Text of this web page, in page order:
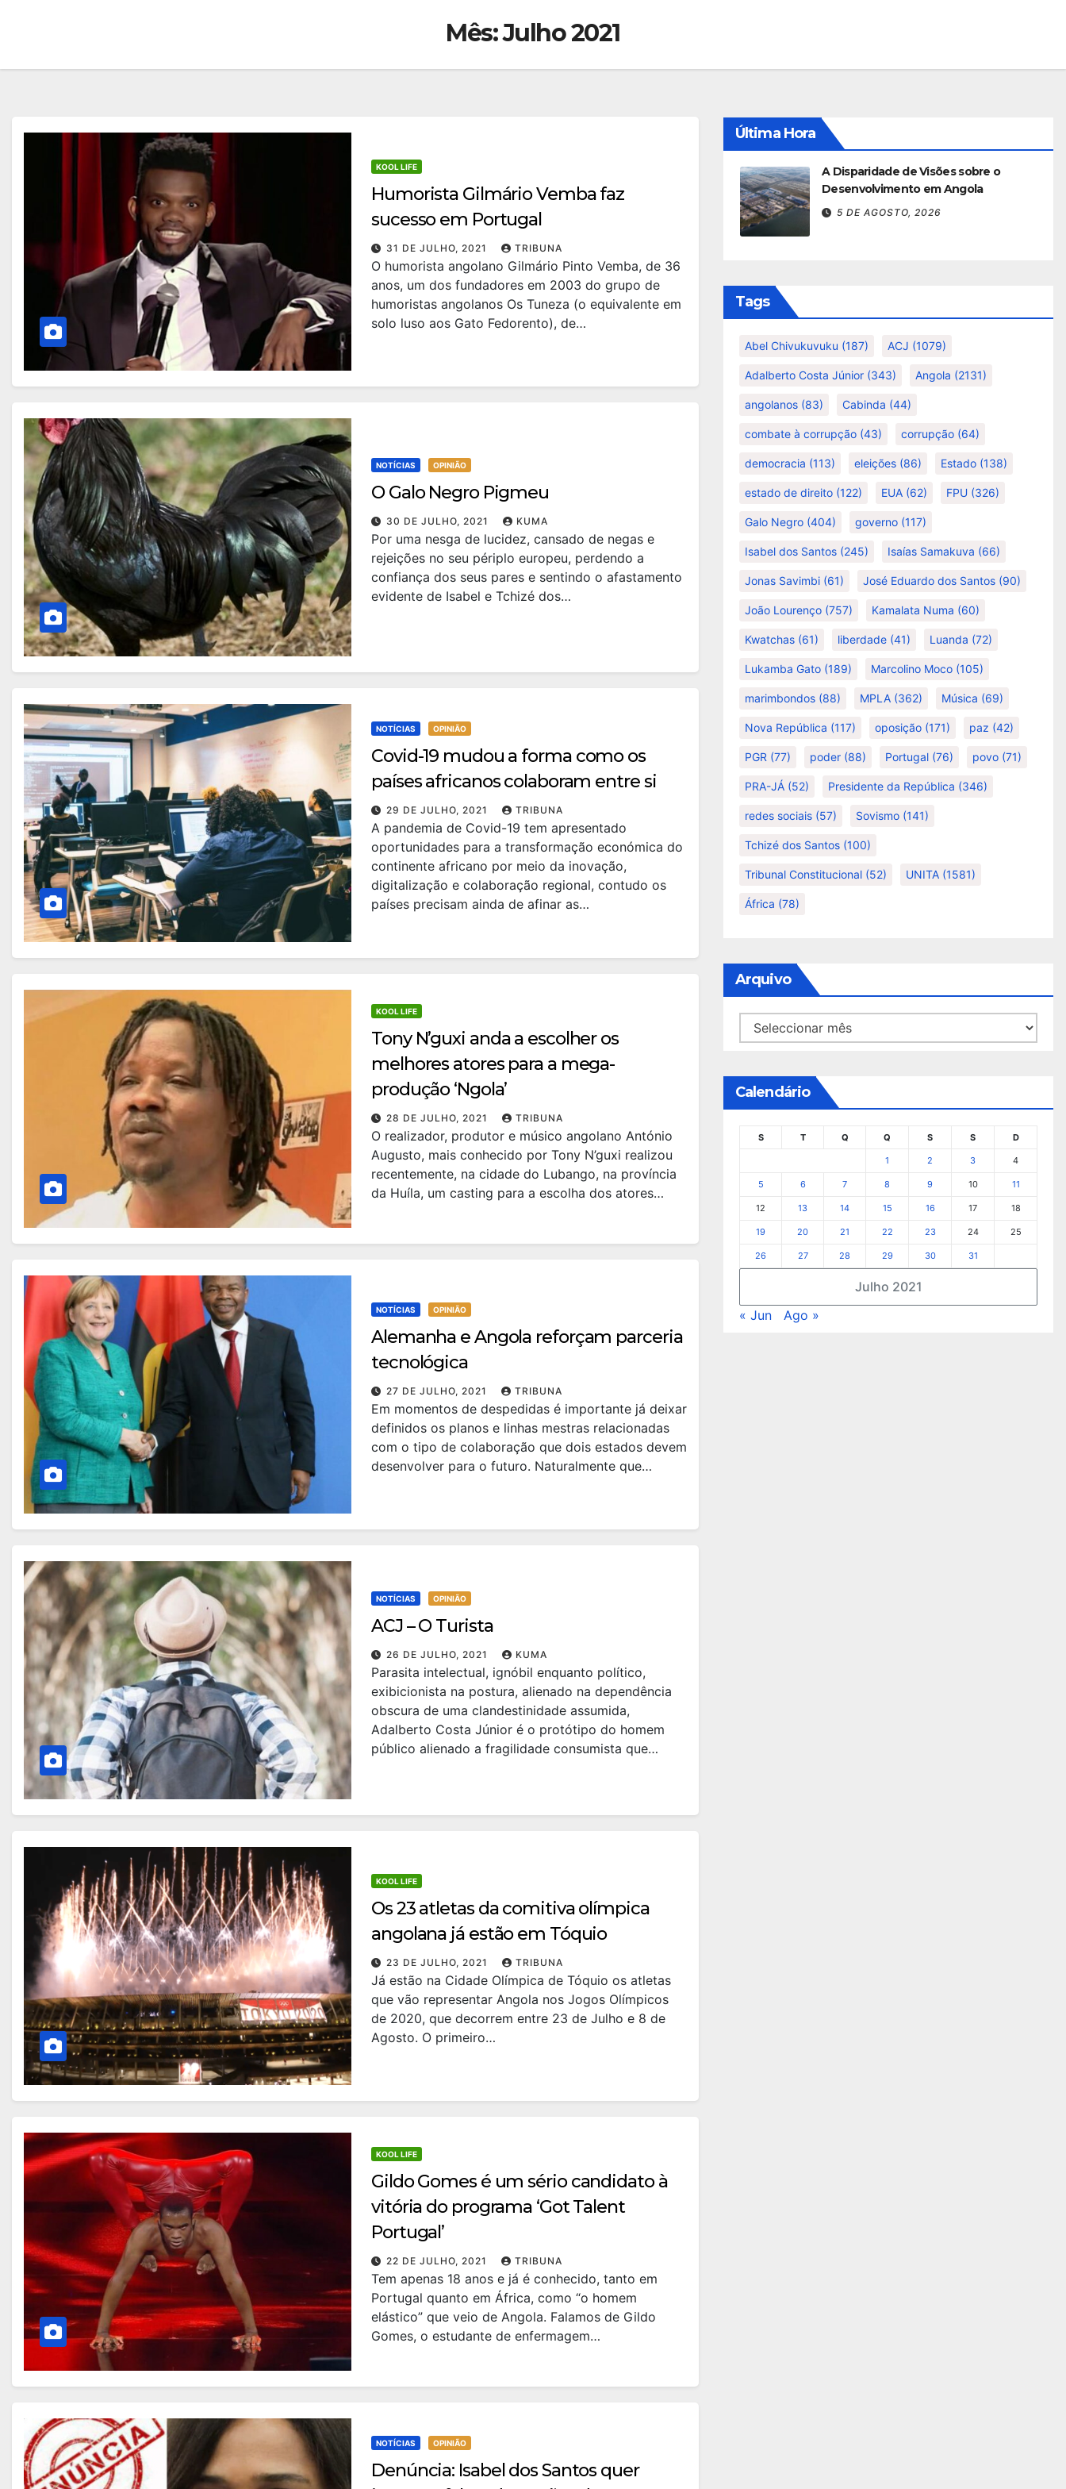
Mês:Julho 2021
KOOL LIFE
Humorista Gilmário Vemba faz
sucesso em Portugal
31 DE JULHO, 2021 TRIBUNA
O humorista angolano Gilmário Pinto Vemba, de 36
anos, um dos fundadores em 2003 do grupo de
humoristas angolanos Os Tuneza (o equivalente em
solo luso aos Gato Fedorento), de…
NOTÍCIAS OPINIÃO
O Galo Negro Pigmeu
30 DE JULHO, 2021 KUMA
Por uma nesga de lucidez, cansado de negas e
rejeições no seu périplo europeu, perdendo a
confiança dos seus pares e sentindo o afastamento
evidente de Isabel e Tchizé dos…
NOTÍCIAS OPINIÃO
Covid-19 mudou a forma como os
países africanos colaboram entre si
29 DE JULHO, 2021 TRIBUNA
A pandemia de Covid-19 tem apresentado
oportunidades para a transformação económica do
continente africano por meio da inovação,
digitalização e colaboração regional, contudo os
países precisam ainda de afinar as…
KOOL LIFE
Tony N’guxi anda a escolher os
melhores atores para a mega-
produção ‘Ngola’
28 DE JULHO, 2021 TRIBUNA
O realizador, produtor e músico angolano António
Augusto, mais conhecido por Tony N’guxi realizou
recentemente, na cidade do Lubango, na província
da Huíla, um casting para a escolha dos atores…
NOTÍCIAS OPINIÃO
Alemanha e Angola reforçam parceria
tecnológica
27 DE JULHO, 2021 TRIBUNA
Em momentos de despedidas é importante já deixar
definidos os planos e linhas mestras relacionadas
com o tipo de colaboração que dois estados devem
desenvolver para o futuro. Naturalmente que…
NOTÍCIAS OPINIÃO
ACJ – O Turista
26 DE JULHO, 2021 KUMA
Parasita intelectual, ignóbil enquanto político,
exibicionista na postura, alienado na dependência
obscura de uma clandestinidade assumida,
Adalberto Costa Júnior é o protótipo do homem
público alienado a fragilidade consumista que…
KOOL LIFE
Os 23 atletas da comitiva olímpica
angolana já estão em Tóquio
23 DE JULHO, 2021 TRIBUNA
Já estão na Cidade Olímpica de Tóquio os atletas
que vão representar Angola nos Jogos Olímpicos
de 2020, que decorrem entre 23 de Julho e 8 de
Agosto. O primeiro…
KOOL LIFE
Gildo Gomes é um sério candidato à
vitória do programa ‘Got Talent
Portugal’
22 DE JULHO, 2021 TRIBUNA
Tem apenas 18 anos e já é conhecido, tanto em
Portugal quanto em África, como “o homem
elástico” que veio de Angola. Falamos de Gildo
Gomes, o estudante de enfermagem…
NOTÍCIAS OPINIÃO
Denúncia: Isabel dos Santos quer
Última Hora
A Disparidade de Visões sobre o
Desenvolvimento em Angola
5 DE AGOSTO, 2026
Tags
Abel Chivukuvuku (187) ACJ (1079)
Adalberto Costa Júnior (343) Angola (2131)
angolanos (83) Cabinda (44)
combate à corrupção (43) corrupção (64)
democracia (113) eleições (86) Estado (138)
estado de direito (122) EUA (62) FPU (326)
Galo Negro (404) governo (117)
Isabel dos Santos (245) Isaías Samakuva (66)
Jonas Savimbi (61) José Eduardo dos Santos (90)
João Lourenço (757) Kamalata Numa (60)
Kwatchas (61) liberdade (41) Luanda (72)
Lukamba Gato (189) Marcolino Moco (105)
marimbondos (88) MPLA (362) Música (69)
Nova República (117) oposição (171) paz (42)
PGR (77) poder (88) Portugal (76) povo (71)
PRA-JÁ (52) Presidente da República (346)
redes sociais (57) Sovismo (141)
Tchizé dos Santos (100)
Tribunal Constitucional (52) UNITA (1581)
África (78)
Arquivo
Arquivo
Calendário
Julho 2021
S T Q Q S S D
1 2 3 4
5 6 7 8 9 10 11
12 13 14 15 16 17 18
19 20 21 22 23 24 25
26 27 28 29 30 31
« Jun Ago »